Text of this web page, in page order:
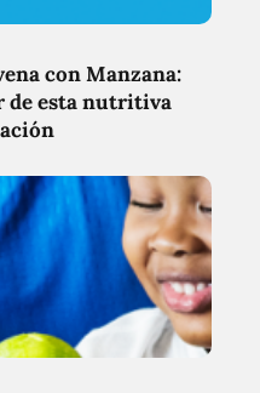
con Manzana:
de esta nutritiva